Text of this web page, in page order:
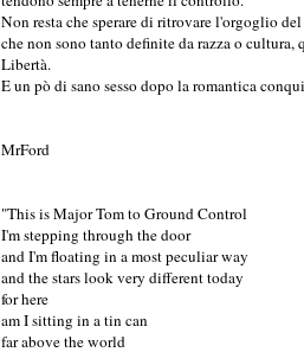
Non resta che sperare di ritrovare l'orgoglio
che non sono tanto definite da razza o
Libertà.
E un pò di sano sesso dopo la romantica
MrFord
"This is Major Tom to Ground Control
I'm stepping through the door
and I'm floating in a most peculiar way
and the stars look very different today
for here
am I sitting in a tin can
far above the world